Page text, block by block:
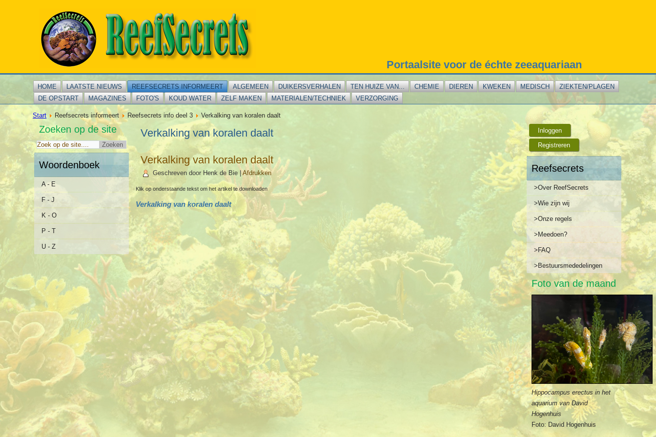
Portaalsite voor de échte zeeaquariaan
HOME LAATSTE NIEUWS REEFSECRETS INFORMEERT ALGEMEEN DUIKERSVERHALEN TEN HUIZE VAN... CHEMIE DIEREN KWEKEN MEDISCH
ZIEKTEN/PLAGEN
DE OPSTART
MAGAZINES FOTO'S KOUD WATER ZELF MAKEN MATERIALEN/TECHNIEK VERZORGING
Start Reefsecrets informeert Reefsecrets info deel 3 Verkalking van koralen daalt
Zoeken op de site
Woordenboek
A - E
F - J
K - O
P - T
U - Z
Verkalking van koralen daalt
Verkalking van koralen daalt
Geschreven door Henk de Bie |Afdrukken
Klik op onderstaande tekst om het artikel te downloaden
Verkalking van koralen daalt
Inloggen
Registreren
Reefsecrets
>Over ReefSecrets
>Wie zijn wij
>Onze regels
>Meedoen?
>FAQ
>Bestuursmededelingen
Foto van de maand
Hippocampus erectus in het
aquarium van David
Hogenhuis
Foto: David Hogenhuis